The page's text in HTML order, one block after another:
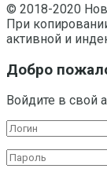
© 2018-2020
При
активной и
Добро
Войдите в свой